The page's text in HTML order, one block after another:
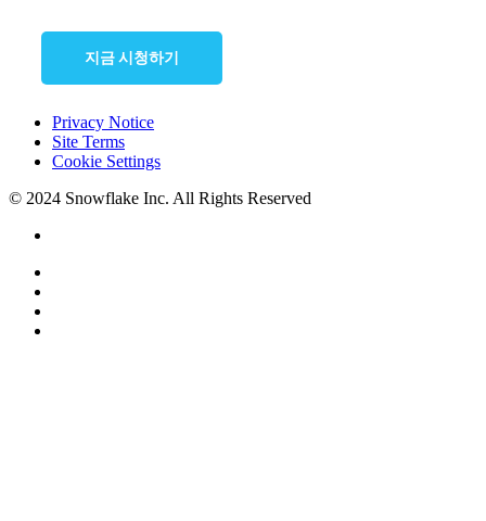
지금 시청하기
Privacy Notice
Site Terms
Cookie Settings
© 2024 Snowflake Inc. All Rights Reserved